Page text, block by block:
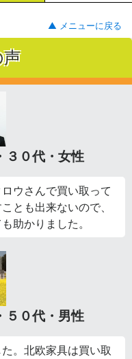
▲ メニューに戻る
声
３０代・女性
ウさんで買い取って
とも出来ないので、
助かりました。
５０代・男性
。北欧家具は買い取